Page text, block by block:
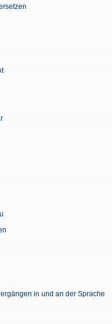
in und an der Sprache